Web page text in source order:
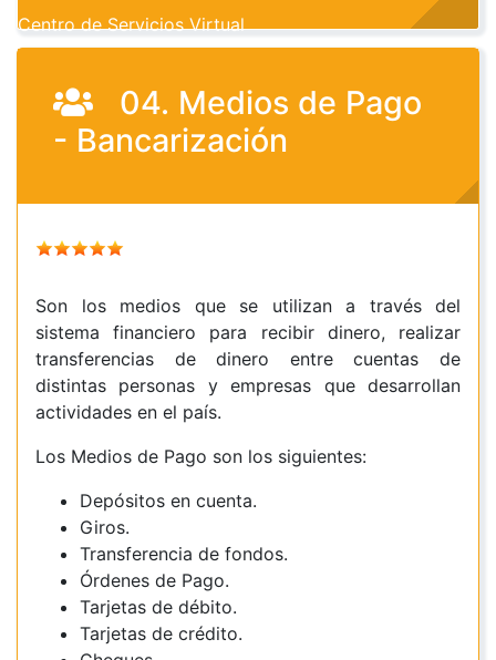
04. Medios de Pago
- Bancarización
Son los medios que se utilizan a través del
sistema financiero para recibir dinero, realizar
transferencias de dinero entre cuentas de
distintas personas y empresas que desarrollan
actividades en el país.
Los Medios de Pago son los siguientes:
Depósitos en cuenta.
Giros.
Transferencia de fondos.
Órdenes de Pago.
Tarjetas de débito.
Tarjetas de crédito.
Centro de Servicios Virtual